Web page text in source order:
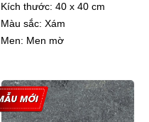
Kích thước: 40 x 40 cm
Màu sắc: Xám
Men: Men mờ